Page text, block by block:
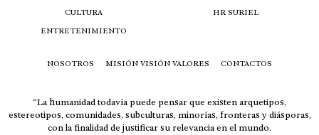
CULTURA
ENTRETENIMIENTO
HR SURIEL
NOSOTROS MISIÓN VISIÓN VALORES CONTACTOS
“La humanidad todavía puede pensar que existen arquetipos,
estereotipos, comunidades, subculturas, minorías, fronteras y diásporas,
con la finalidad de justificar su relevancia en el mundo.